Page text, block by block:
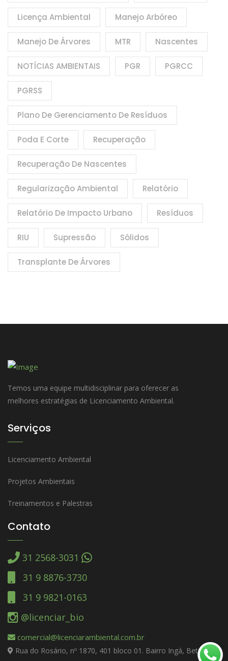
Licença Ambiental Manejo Arbóreo
Manejo De Árvores MTR Nascentes
NOTÍCIAS AMBIENTAIS PGR PGRCC
PGRSS
Plano De Gerenciamento De Resíduos
Poda E Corte Recuperação
Recuperação De Nascentes
Regularização Ambiental Relatório
Relatório De Impacto Urbano Resíduos
RIU Supressão Sólidos
Transplante De Árvores
Temos uma equipe multidisciplinar para oferecer as
melhores estratégias de Licenciamento Ambiental.
Serviços
Licenciamento Ambiental
Projetos Ambientais
Treinamentos e Palestras
Contato
31 2568-3031
31 9 8876-3730
31 9 9821-0163
@licenciar_bio
comercial@licenciarambiental.com.br
Rua do Rosário, nº 1870, 401 bloco 01. Bairro Ingá, Betim –